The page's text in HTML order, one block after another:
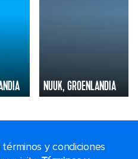
NUUK, GROENLANDIA
y condiciones